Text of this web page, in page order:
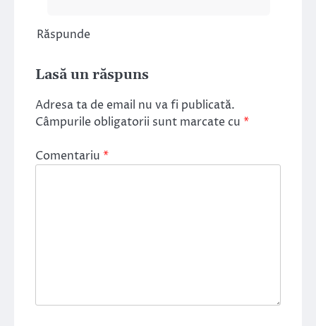
Răspunde
Lasă un răspuns
Adresa ta de email nu va fi publicată.
Câmpurile obligatorii sunt marcate cu *
Comentariu *